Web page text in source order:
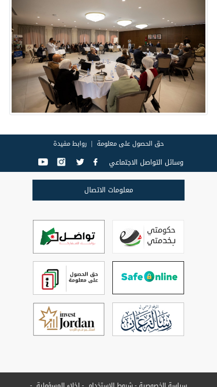
حق الحصول على معلومة روابط مفيدة
وسائل التواصل الاجتماعي
معلومات الاتصال